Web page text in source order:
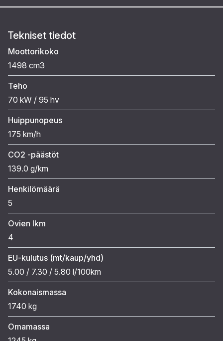
Tekniset tiedot
Moottorikoko
1498 cm3
Teho
70 kW / 95 hv
Huippunopeus
175 km/h
CO2 -päästöt
139.0 g/km
Henkilömäärä
5
Ovien lkm
4
EU-kulutus (mt/kaup/yhd)
5.00 / 7.30 / 5.80 l/100km
Kokonaismassa
1740 kg
Omamassa